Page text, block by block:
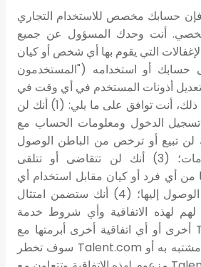
حسابك مخصص للاستخدام التجاري
أنت وحدك المسؤول عن جميع
التي يقوم بها أي شخص أو كيان
حسابك أو استخدامه ("المستخدمون
أذونات المستخدم في أي وقت في
إعداداتك. بالإضافة إلى ذلك، أنت توافق على ما يلي: (1) أنك لن
تسجيل الدخول ومعلومات الحساب مع
(2) أنك لن تبيع أو ترخص من الباطن الوصول
إلى حسابك أو الخدمات؛ (3) أنك لن تتقاضى أو تتلقى
من أي فرد أو كيان مقابل استخدام أي
جزء من الخدمات أو الوصول إليها؛ (4) أنك ستضمن امتثال
لهذه الاتفاقية وأي شروط خدمة
أخرى أو أي اتفاقية أخرى أبرمتها مع Talent.كوم؛ (خامسًا)
سوف تخطر Talent.com على الفور بأي انتهاك مشتبه به أو